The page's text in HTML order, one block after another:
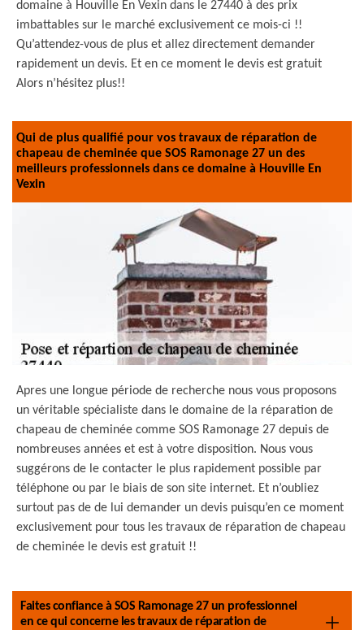
domaine à Houville En Vexin dans le 27440 à des prix
imbattables sur le marché exclusivement ce mois-ci !!
Qu’attendez-vous de plus et allez directement demander
rapidement un devis. Et en ce moment le devis est gratuit
Alors n’hésitez plus!!
Qui de plus qualifié pour vos travaux de réparation de
chapeau de cheminée que SOS Ramonage 27 un des
meilleurs professionnels dans ce domaine à Houville En
Vexin
Apres une longue période de recherche nous vous proposons
un véritable spécialiste dans le domaine de la réparation de
chapeau de cheminée comme SOS Ramonage 27 depuis de
nombreuses années et est à votre disposition. Nous vous
suggérons de le contacter le plus rapidement possible par
téléphone ou par le biais de son site internet. Et n’oubliez
surtout pas de de lui demander un devis puisqu’en ce moment
exclusivement pour tous les travaux de réparation de chapeau
de cheminée le devis est gratuit !!
Faites confiance à SOS Ramonage 27 un professionnel
en ce qui concerne les travaux de réparation de